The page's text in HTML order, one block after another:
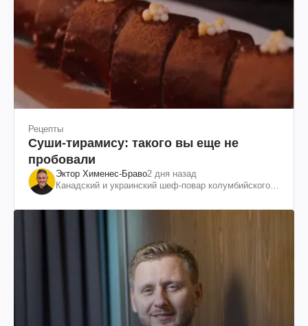
Рецепты
Суши-тирамису: такого вы еще не
пробовали
Эктор Хименес-Браво2 дня назад
Канадский и украинский шеф-повар колумбийского